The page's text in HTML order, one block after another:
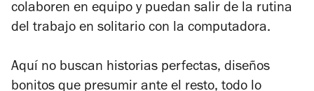
colaboren en equipo y puedan salir de la rutina
del trabajo en solitario con la computadora.
Aquí no buscan historias perfectas, diseños
bonitos que presumir ante el resto, todo lo